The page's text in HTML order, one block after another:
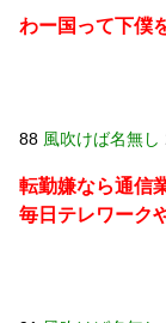
わー国って下僕
88 風吹けば名無し
転勤嫌なら通信
毎日テレワーク